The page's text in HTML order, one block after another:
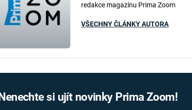
redakce magazínu Prima Zoom
VŠECHNY ČLÁNKY AUTORA
si ujít novinky Prima Zoom!